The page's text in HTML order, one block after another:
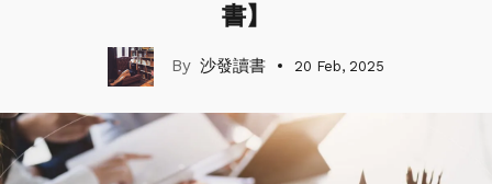
書】
沙發讀書 20 Feb, 2025